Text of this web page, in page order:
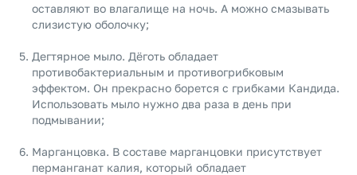
оставляют во влагалище на ночь. А можно смазывать
слизистую оболочку;
Дегтярное мыло. Дёготь обладает
противобактериальным и противогрибковым
эффектом. Он прекрасно борется с грибками Кандида.
Использовать мыло нужно два раза в день при
подмывании;
Марганцовка. В составе марганцовки присутствует
перманганат калия, который обладает